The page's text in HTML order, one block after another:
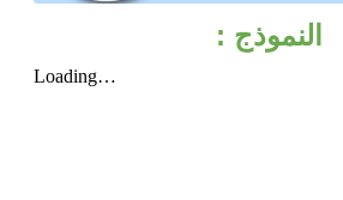
النموذج :